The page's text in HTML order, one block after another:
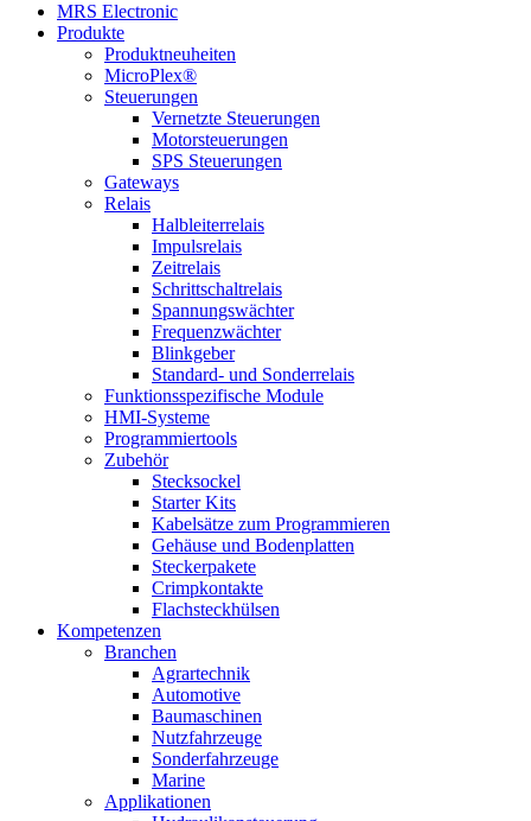
MRS Electronic
Produkte
Produktneuheiten
MicroPlex®
Steuerungen
Vernetzte Steuerungen
Motorsteuerungen
SPS Steuerungen
Gateways
Relais
Halbleiterrelais
Impulsrelais
Zeitrelais
Schrittschaltrelais
Spannungswächter
Frequenzwächter
Blinkgeber
Standard- und Sonderrelais
Funktionsspezifische Module
HMI-Systeme
Programmiertools
Zubehör
Stecksockel
Starter Kits
Kabelsätze zum Programmieren
Gehäuse und Bodenplatten
Steckerpakete
Crimpkontakte
Flachsteckhülsen
Kompetenzen
Branchen
Agrartechnik
Automotive
Baumaschinen
Nutzfahrzeuge
Sonderfahrzeuge
Marine
Applikationen